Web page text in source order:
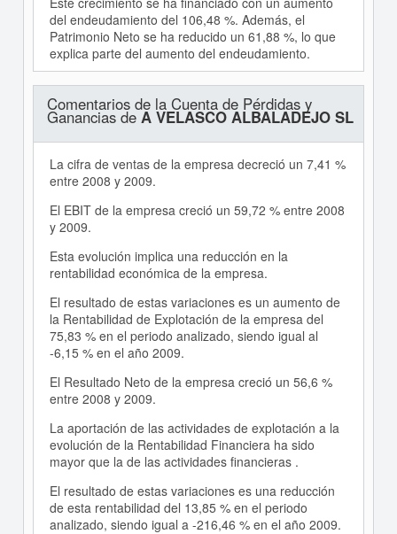
del endeudamiento del 106,48 %. Además, el
Patrimonio Neto se ha reducido un 61,88 %, lo que
explica parte del aumento del endeudamiento.
Comentarios de la Cuenta de Pérdidas y
Ganancias deA VELASCO ALBALADEJO SL
La cifra de ventas de la empresa decreció un 7,41 %
entre 2008 y 2009.
El EBIT de la empresa creció un 59,72 % entre 2008
y 2009.
Esta evolución implica una reducción en la
rentabilidad económica de la empresa.
El resultado de estas variaciones es un aumento de
la Rentabilidad de Explotación de la empresa del
75,83 % en el periodo analizado, siendo igual al
-6,15 % en el año 2009.
El Resultado Neto de la empresa creció un 56,6 %
entre 2008 y 2009.
La aportación de las actividades de explotación a la
evolución de la Rentabilidad Financiera ha sido
mayor que la de las actividades financieras .
El resultado de estas variaciones es una reducción
de esta rentabilidad del 13,85 % en el periodo
analizado, siendo igual a -216,46 % en el año 2009.